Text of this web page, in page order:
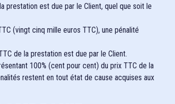
prestation est due par le Client, quel que soit le
(vingt cinq mille euros TTC), une pénalité
de la prestation est due par le Client.
100% (cent pour cent) du prix TTC de la
restent en tout état de cause acquises aux